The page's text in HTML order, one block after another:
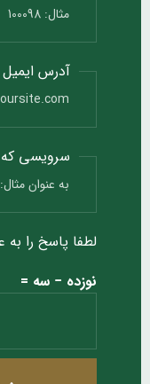
آدرس
سرویسی که
لطفا پاسخ را به
نوزده − سه =